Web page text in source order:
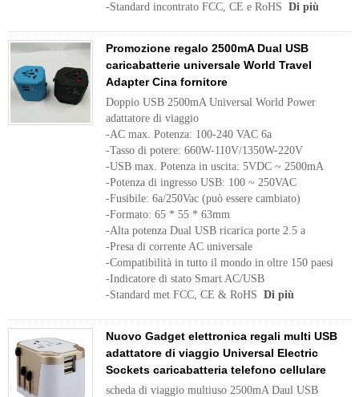
-Standard incontrato FCC, CE e RoHS Di più
Promozione regalo 2500mA Dual USB
caricabatterie universale World Travel
Adapter Cina fornitore
Doppio USB 2500mA Universal World Power
adattatore di viaggio
-AC max. Potenza: 100-240 VAC 6a
-Tasso di potere: 660W-110V/1350W-220V
-USB max. Potenza in uscita: 5VDC ~ 2500mA
-Potenza di ingresso USB: 100 ~ 250VAC
-Fusibile: 6a/250Vac (può essere cambiato)
-Formato: 65 * 55 * 63mm
-Alta potenza Dual USB ricarica porte 2.5 a
-Presa di corrente AC universale
-Compatibilità in tutto il mondo in oltre 150 paesi
-Indicatore di stato Smart AC/USB
-Standard met FCC, CE & RoHS Di più
Nuovo Gadget elettronica regali multi USB
adattatore di viaggio Universal Electric
Sockets caricabatteria telefono cellulare
scheda di viaggio multiuso 2500mA Daul USB